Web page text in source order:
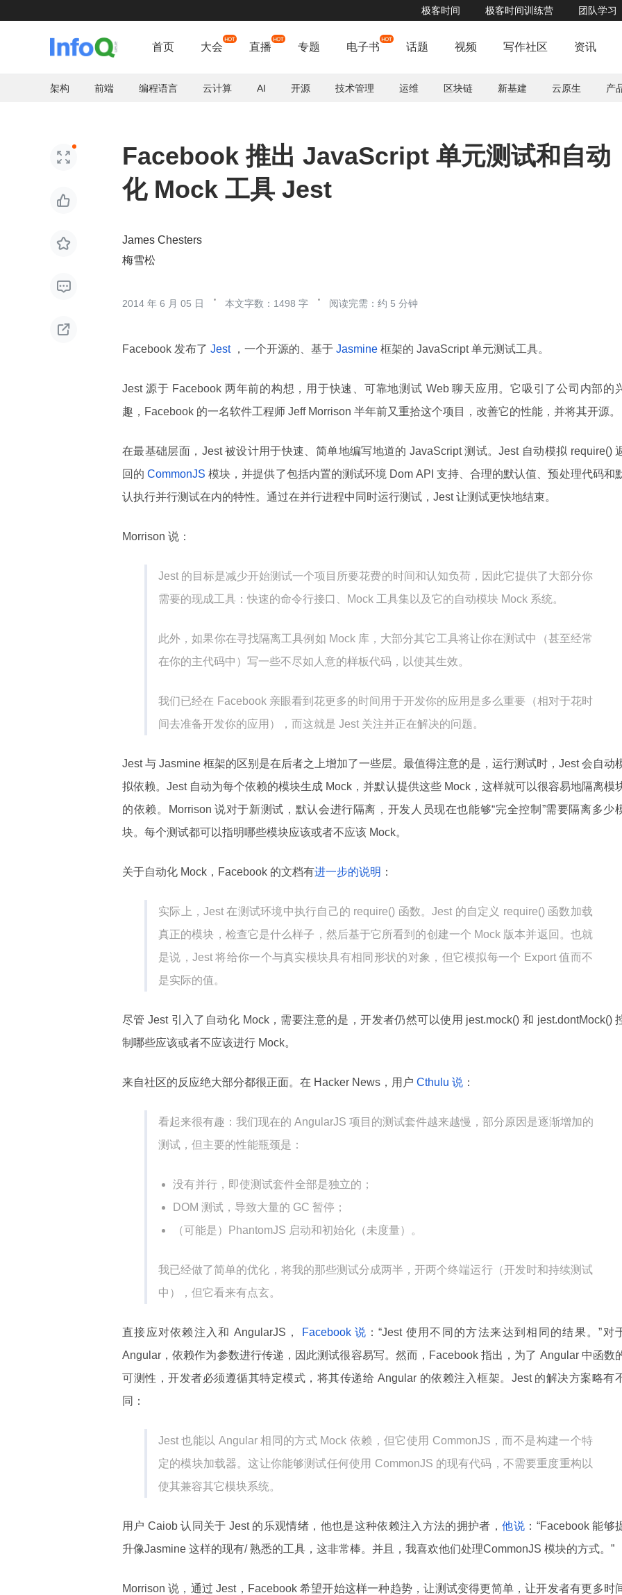
极客时间 极客时间训练营 团队学习
首页 大会 直播 专题 电子书 话题 视频 写作社区 资讯
架构 前端 编程语言 云计算 AI 开源 技术管理 运维 区块链 新基建 云原生 产





Facebook 推出 JavaScript 单元测试和自动
化 Mock 工具 Jest
James Chesters
梅雪松
2014 年 6 月 05 日 本文字数：1498 字 阅读完需：约 5 分钟
Facebook 发布了 Jest ，一个开源的、基于 Jasmine 框架的 JavaScript 单元测试工具。
Jest 源于 Facebook 两年前的构想，用于快速、可靠地测试 Web 聊天应用。它吸引了公司内部的
趣，Facebook 的一名软件工程师 Jeff Morrison 半年前又重拾这个项目，改善它的性能，并将其开源。
在最基础层面，Jest 被设计用于快速、简单地编写地道的 JavaScript 测试。Jest 自动模拟 require()
回的 CommonJS 模块，并提供了包括内置的测试环境 Dom API 支持、合理的默认值、预处理代码和
认执行并行测试在内的特性。通过在并行进程中同时运行测试，Jest 让测试更快地结束。
Morrison 说：
Jest 的目标是减少开始测试一个项目所要花费的时间和认知负荷，因此它提供了大部分你
需要的现成工具：快速的命令行接口、Mock 工具集以及它的自动模块 Mock 系统。
此外，如果你在寻找隔离工具例如 Mock 库，大部分其它工具将让你在测试中（甚至经常
在你的主代码中）写一些不尽如人意的样板代码，以使其生效。
我们已经在 Facebook 亲眼看到花更多的时间用于开发你的应用是多么重要（相对于花时
间去准备开发你的应用），而这就是 Jest 关注并正在解决的问题。
Jest 与 Jasmine 框架的区别是在后者之上增加了一些层。最值得注意的是，运行测试时，Jest 会自动
拟依赖。Jest 自动为每个依赖的模块生成 Mock，并默认提供这些 Mock，这样就可以很容易地隔离模
的依赖。Morrison 说对于新测试，默认会进行隔离，开发人员现在也能够“完全控制”需要隔离多少
块。每个测试都可以指明哪些模块应该或者不应该 Mock。
关于自动化 Mock，Facebook 的文档有进一步的说明 ：
实际上，Jest 在测试环境中执行自己的 require() 函数。Jest 的自定义 require() 函数加载
真正的模块，检查它是什么样子，然后基于它所看到的创建一个 Mock 版本并返回。也就
是说，Jest 将给你一个与真实模块具有相同形状的对象，但它模拟每一个 Export 值而不
是实际的值。
尽管 Jest 引入了自动化 Mock，需要注意的是，开发者仍然可以使用 jest.mock() 和 jest.dontMock()
制哪些应该或者不应该进行 Mock。
来自社区的反应绝大部分都很正面。在 Hacker News，用户 Cthulu 说 ：
看起来很有趣：我们现在的 AngularJS 项目的测试套件越来越慢，部分原因是逐渐增加的
测试，但主要的性能瓶颈是：
没有并行，即使测试套件全部是独立的；
DOM 测试，导致大量的 GC 暂停；
（可能是）PhantomJS 启动和初始化（未度量）。
我已经做了简单的优化，将我的那些测试分成两半，开两个终端运行（开发时和持续测试
中），但它看来有点玄。
直接应对依赖注入和 AngularJS， Facebook 说 ：“Jest 使用不同的方法来达到相同的结果。”对
Angular，依赖作为参数进行传递，因此测试很容易写。然而，Facebook 指出，为了 Angular 中函数
可测性，开发者必须遵循其特定模式，将其传递给 Angular 的依赖注入框架。Jest 的解决方案略有
同：
Jest 也能以 Angular 相同的方式 Mock 依赖，但它使用 CommonJS，而不是构建一个特
定的模块加载器。这让你能够测试任何使用 CommonJS 的现有代码，不需要重度重构以
使其兼容其它模块系统。
用户 Caiob 认同关于 Jest 的乐观情绪，他也是这种依赖注入方法的拥护者， 他说 ：“Facebook 能够
升像Jasmine 这样的现有/ 熟悉的工具，这非常棒。并且，我喜欢他们处理CommonJS 模块的方式。”
Morrison 说，通过 Jest，Facebook 希望开始这样一种趋势，让测试变得更简单，让开发者有更多时